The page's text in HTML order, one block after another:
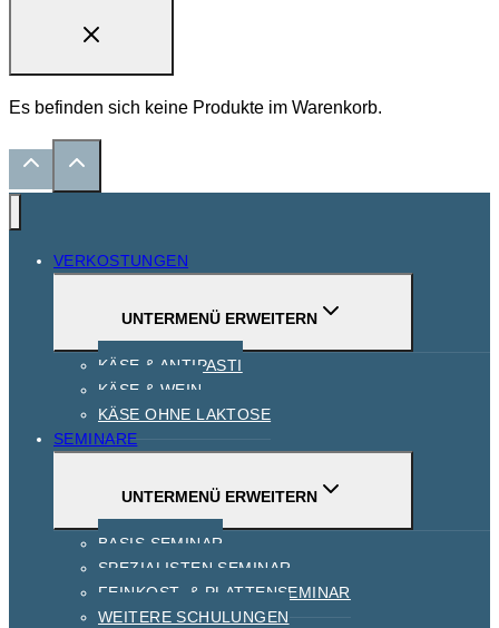
Es befinden sich keine Produkte im Warenkorb.
VERKOSTUNGEN
UNTERMENÜ ERWEITERN
KÄSE & ANTIPASTI
KÄSE & WEIN
KÄSE OHNE LAKTOSE
SEMINARE
UNTERMENÜ ERWEITERN
BASIS SEMINAR
SPEZIALISTEN SEMINAR
FEINKOST- & PLATTENSEMINAR
WEITERE SCHULUNGEN